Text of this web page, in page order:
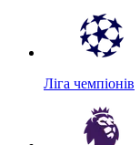
Ліга чемпіонів